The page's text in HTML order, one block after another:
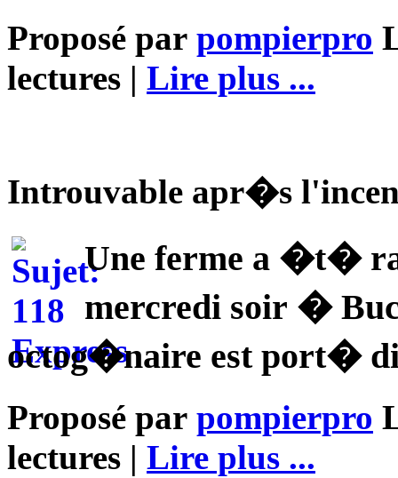
Proposé par pompierpro
lectures | Lire plus ...
Introuvable apr�s
Une ferme a �t�
mercredi soir �
octog�naire est port�
Proposé par pompierpro
lectures | Lire plus ...